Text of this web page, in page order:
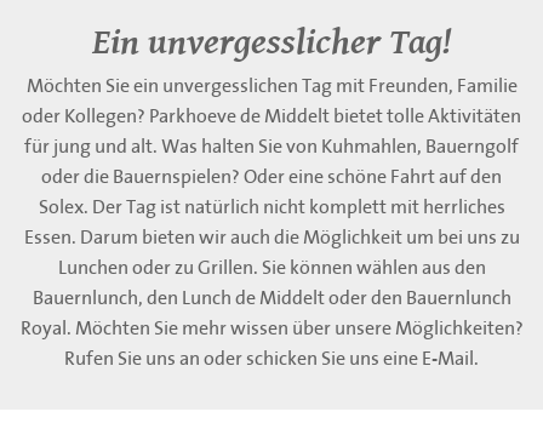
Ein unvergesslicher Tag!
Möchten Sie ein unvergesslichen Tag mit Freunden, Familie
oder Kollegen? Parkhoeve de Middelt bietet tolle Aktivitäten
für jung und alt. Was halten Sie von Kuhmahlen, Bauerngolf
oder die Bauernspielen? Oder eine schöne Fahrt auf den
Solex. Der Tag ist natürlich nicht komplett mit herrliches
Essen. Darum bieten wir auch die Möglichkeit um bei uns zu
Lunchen oder zu Grillen. Sie können wählen aus den
Bauernlunch, den Lunch de Middelt oder den Bauernlunch
Royal. Möchten Sie mehr wissen über unsere Möglichkeiten?
Rufen Sie uns an oder schicken Sie uns eine E-Mail.